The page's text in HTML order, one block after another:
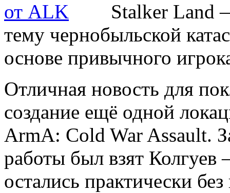
Stalker Land
тему чернобыльской
основе привычного
Отличная новость для
создание ещё одной
ArmA: Cold War Assault.
работы был взят
остались практически